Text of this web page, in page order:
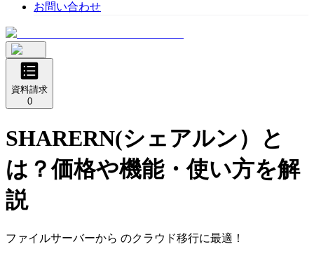
お問い合わせ
資料請求
0
SHARERN(シェアルン）
と
は？価格や機能・使い方を解
説
ファイルサーバーから のクラウド移行に最適！